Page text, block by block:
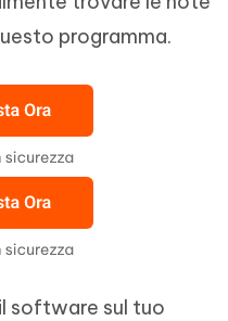
programma.
software sul tuo